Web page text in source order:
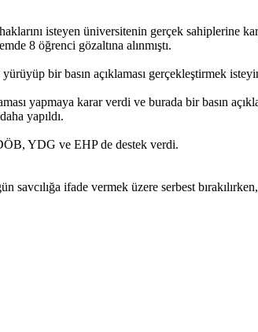
isteyen üniversitenin gerçek sahiplerine
8 öğrenci gözaltına alınmıştı.
bir basın açıklaması gerçekleştirmek
yapmaya karar verdi ve burada bir basın
yapıldı.
YDG ve EHP de destek verdi.
ifade vermek üzere serbest